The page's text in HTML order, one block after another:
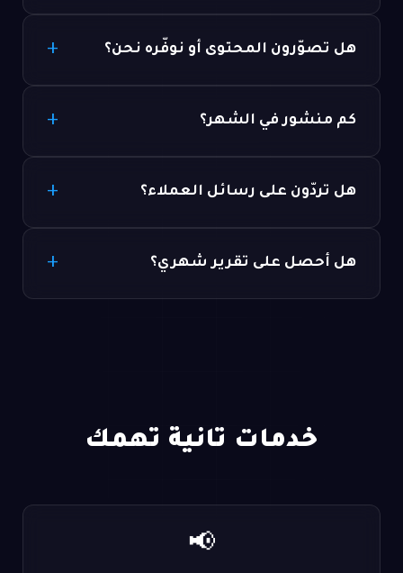
هل تصوّرون المحتوى أو نوفّره نحن؟
كم منشور في الشهر؟
هل تردّون على رسائل العملاء؟
هل أحصل على تقرير شهري؟
خدمات تانية تهمك
📢